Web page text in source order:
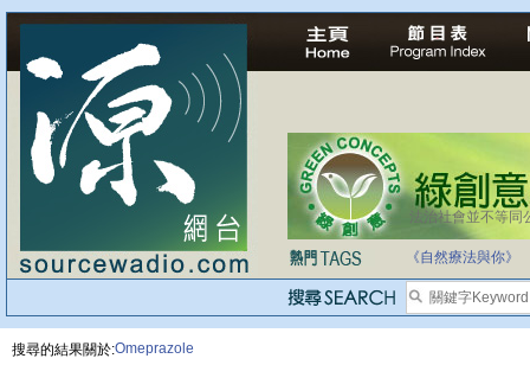
法治社會並不等同
《自然療法與你》
搜尋的結果關於:Omeprazole